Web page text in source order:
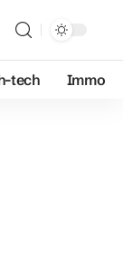
tech Immo